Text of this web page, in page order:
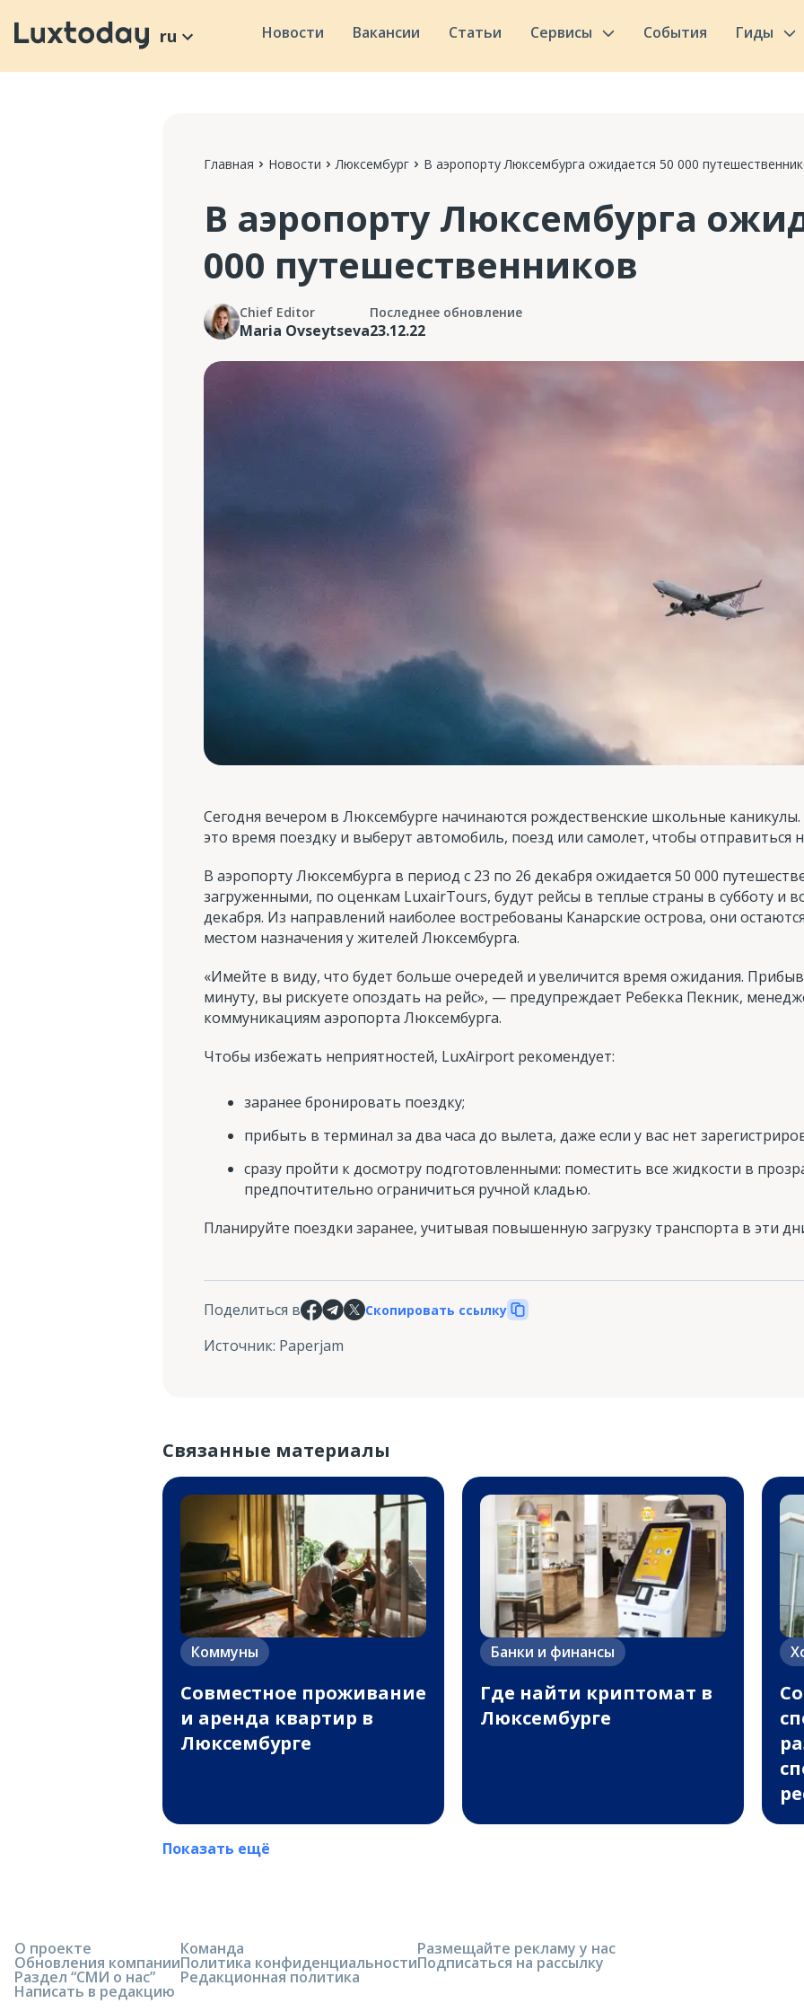
ru Новости Вакансии Статьи Сервисы События Гиды
Главная Новости Люксембург В аэропорту Люксембурга ожидается 50 000
В аэропорту Люксембурга
000 путешественников
Chief Editor
Maria Ovseytseva
Последнее обновление
23.12.22
Сегодня вечером в Люксембурге начинаются рождественские школьные
это время поездку и выберут автомобиль, поезд или самолет, чтобы отправиться
В аэропорту Люксембурга в период с 23 по 26 декабря ожидается 50 000
загруженными, по оценкам LuxairTours, будут рейсы в теплые страны в субботу и
декабря. Из направлений наиболее востребованы Канарские острова, они
местом назначения у жителей Люксембурга.
«Имейте в виду, что будет больше очередей и увеличится время ожидания.
минуту, вы рискуете опоздать на рейс», — предупреждает Ребекка Пекник,
коммуникациям аэропорта Люксембурга.
Чтобы избежать неприятностей, LuxAirport рекомендует:
заранее бронировать поездку;
прибыть в терминал за два часа до вылета, даже если у вас нет
сразу пройти к досмотру подготовленными: поместить все жидкости в
предпочтительно ограничиться ручной кладью.
Планируйте поездки заранее, учитывая повышенную загрузку транспорта в эти
Поделиться в Скопировать ссылку
Источник: Paperjam
Связанные материалы
Коммуны
Совместное проживание
и аренда квартир в
Люксембурге
Банки и финансы
Где найти криптомат в
Люксембурге
Показать ещё
О проекте
Обновления компании
Раздел “СМИ о нас”
Написать в редакцию
Команда
Политика конфиденциальности
Редакционная политика
Размещайте рекламу у нас
Подписаться на рассылку